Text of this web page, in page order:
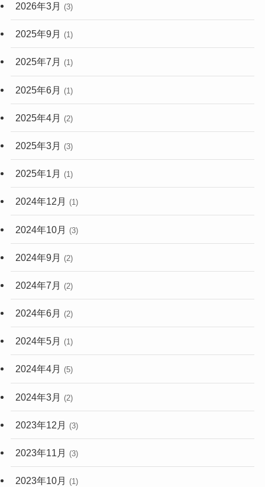
2026年3月 (3)
2025年9月 (1)
2025年7月 (1)
2025年6月 (1)
2025年4月 (2)
2025年3月 (3)
2025年1月 (1)
2024年12月 (1)
2024年10月 (3)
2024年9月 (2)
2024年7月 (2)
2024年6月 (2)
2024年5月 (1)
2024年4月 (5)
2024年3月 (2)
2023年12月 (3)
2023年11月 (3)
2023年10月 (1)